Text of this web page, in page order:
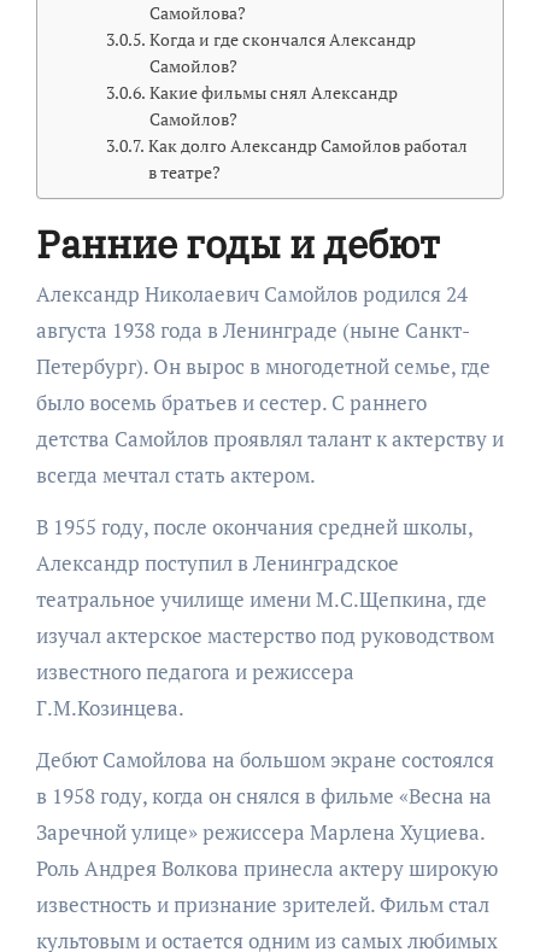
Самойлова?
Когда и где скончался Александр
Самойлов?
Какие фильмы снял Александр
Самойлов?
Как долго Александр Самойлов работал
в театре?
Ранние годы и дебют
Александр Николаевич Самойлов родился 24
августа 1938 года в Ленинграде (ныне Санкт-
Петербург). Он вырос в многодетной семье, где
было восемь братьев и сестер. С раннего
детства Самойлов проявлял талант к актерству и
всегда мечтал стать актером.
В 1955 году, после окончания средней школы,
Александр поступил в Ленинградское
театральное училище имени М.С.Щепкина, где
изучал актерское мастерство под руководством
известного педагога и режиссера
Г.М.Козинцева.
Дебют Самойлова на большом экране состоялся
в 1958 году, когда он снялся в фильме «Весна на
Заречной улице» режиссера Марлена Хуциева.
Роль Андрея Волкова принесла актеру широкую
известность и признание зрителей. Фильм стал
культовым и остается одним из самых любимых